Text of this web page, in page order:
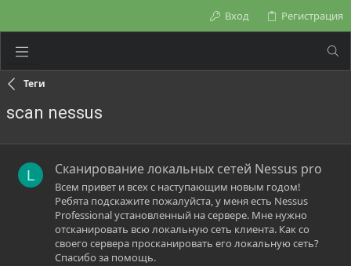
Вход Регистрация
Теги
scan nessus
L Сканирование локальных сетей Nessus pro
Всем привет и всех с наступающим новым годом!
Ребята подскажите пожалуйста, у меня есть Nessus
Professional установленный на сервере. Мне нужно
отсканировать всю локальную сеть клиента. Как со
своего сервера просканировать его локальную сеть?
Спасибо за помощь.